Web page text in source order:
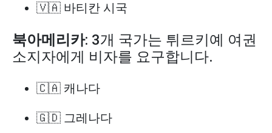
🇻🇦 바티칸 시국
북아메리카: 3개 국가는 튀르키예 여권
소지자에게 비자를 요구합니다.
🇨🇦 캐나다
🇬🇩 그레나다